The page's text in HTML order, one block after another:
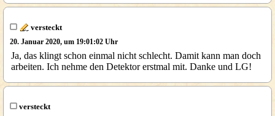
versteckt
20. Januar 2020, um 19:01:02 Uhr
Ja, das klingt schon einmal nicht schlecht. Damit kann man doch
arbeiten. Ich nehme den Detektor erstmal mit. Danke und LG!
versteckt